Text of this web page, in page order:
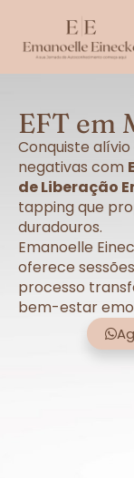
EFT em
Conquiste
negativas com
de Liberação
tapping que
duradouros.
Emanoelle
oferece
processo
bem-estar